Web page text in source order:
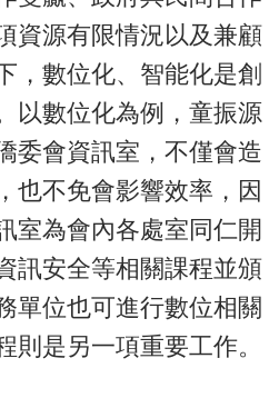
資源有限情況以及兼顧
，數位化、智能化是創
以數位化為例，童振源
委會資訊室，不僅會造
也不免會影響效率，因
室為會內各處室同仁開
訊安全等相關課程並頒
單位也可進行數位相關
則是另一項重要工作。